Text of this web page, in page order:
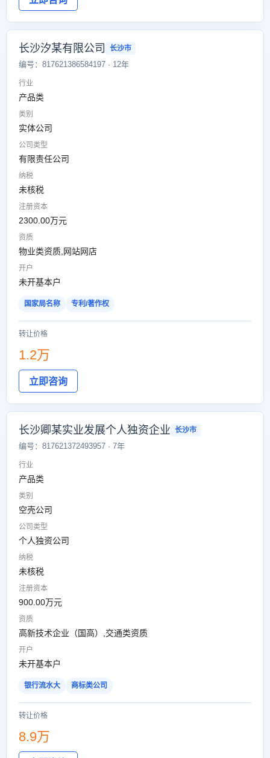
长沙汐某有限公司 长沙市
编号：817621386584197 · 12年
行业
产品类
类别
实体公司
公司类型
有限责任公司
纳税
未核税
注册资本
2300.00万元
资质
物业类资质,网站网店
开户
未开基本户
国家局名称 专利/著作权
转让价格
1.2万
立即咨询
长沙卿某实业发展个人独资企业 长沙市
编号：817621372493957 · 7年
行业
产品类
类别
空壳公司
公司类型
个人独资公司
纳税
未核税
注册资本
900.00万元
资质
高新技术企业（国高）,交通类资质
开户
未开基本户
银行流水大 商标类公司
转让价格
8.9万